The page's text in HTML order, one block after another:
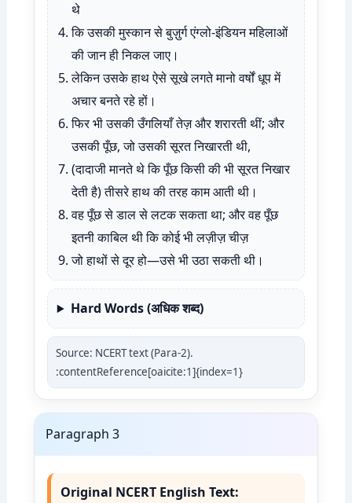
थे
कि उसकी मुस्कान से बुज़ुर्ग एंग्लो-इंडियन महिलाओं
की जान ही निकल जाए।
लेकिन उसके हाथ ऐसे सूखे लगते मानो वर्षों धूप में
अचार बनते रहे हों।
फिर भी उसकी उँगलियाँ तेज़ और शरारती थीं; और
उसकी पूँछ, जो उसकी सूरत निखारती थी,
(दादाजी मानते थे कि पूँछ किसी की भी सूरत निखार
देती है) तीसरे हाथ की तरह काम आती थी।
वह पूँछ से डाल से लटक सकता था; और वह पूँछ
इतनी काबिल थी कि कोई भी लज़ीज़ चीज़
जो हाथों से दूर हो—उसे भी उठा सकती थी।
Hard Words (अधिक शब्द)
Source: NCERT text (Para-2).
:contentReference[oaicite:1]{index=1}
Paragraph 3
Original NCERT English Text: